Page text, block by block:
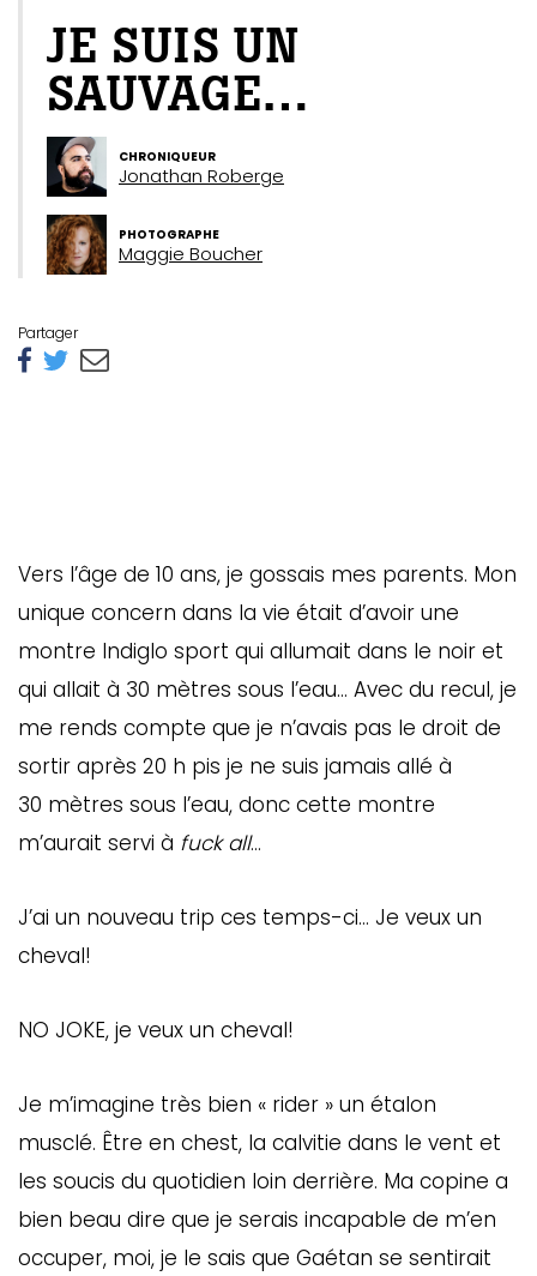
JE SUIS UN
SAUVAGE…
CHRONIQUEUR
Jonathan Roberge
PHOTOGRAPHE
Maggie Boucher
Partager
Vers l’âge de 10 ans, je gossais mes parents. Mon
unique concern dans la vie était d’avoir une
montre Indiglo sport qui allumait dans le noir et
qui allait à 30 mètres sous l’eau… Avec du recul, je
me rends compte que je n’avais pas le droit de
sortir après 20 h pis je ne suis jamais allé à
30 mètres sous l’eau, donc cette montre
m’aurait servi à fuck all…
J’ai un nouveau trip ces temps-ci… Je veux un
cheval!
NO JOKE, je veux un cheval!
Je m’imagine très bien « rider » un étalon
musclé. Être en chest, la calvitie dans le vent et
les soucis du quotidien loin derrière. Ma copine a
bien beau dire que je serais incapable de m’en
occuper, moi, je le sais que Gaétan se sentirait